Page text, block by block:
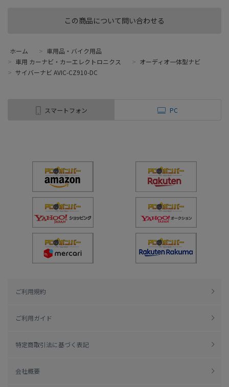
この商品について問い合わせる
ホーム > 車用品・バイク用品
> 車用 カーナビ・カーエレクトロニクス > オーディオ一体型ナビ
> サイバーナビ AVIC-CZ910-DC
スマートフォン PC
ご利用規約
ご利用ガイド
特定商取引法に基づく表記
会社概要